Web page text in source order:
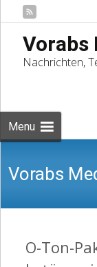
Vorabs
Nachrichten,
Menu
Vorabs
O-Ton-